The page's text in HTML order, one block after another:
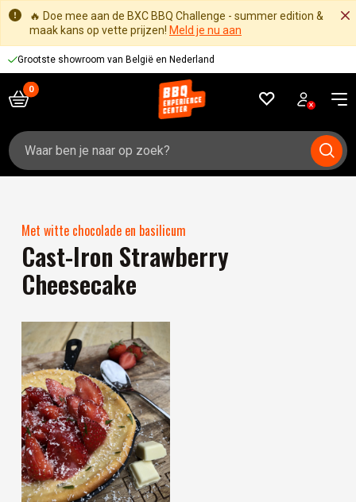
🔥 Doe mee aan de BXC BBQ Challenge - summer edition &
maak kans op vette prijzen! Meld je nu aan
Grootste showroom van België en Nederland
Zoeken
naar:
Met witte chocolade en basilicum
Cast-Iron Strawberry
Cheesecake